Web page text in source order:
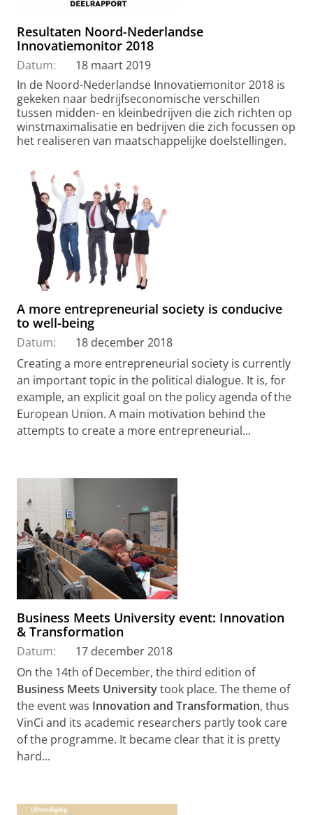
Resultaten Noord-Nederlandse
Innovatiemonitor 2018
Datum:
18 maart 2019
In de Noord-Nederlandse Innovatiemonitor 2018 is
gekeken naar bedrijfseconomische verschillen
tussen midden- en kleinbedrijven die zich richten op
winstmaximalisatie en bedrijven die zich focussen op
het realiseren van maatschappelijke doelstellingen.
A more entrepreneurial society is conducive
to well-being
Datum:
18 december 2018
Creating a more entrepreneurial society is currently
an important topic in the political dialogue. It is, for
example, an explicit goal on the policy agenda of the
European Union. A main motivation behind the
attempts to create a more entrepreneurial...
Business Meets University event: Innovation
& Transformation
Datum:
17 december 2018
On the 14th of December, the third edition of
Business Meets Universitytook place. The theme of
the event was Innovation and Transformation, thus
VinCi and its academic researchers partly took care
of the programme. It became clear that it is pretty
hard...